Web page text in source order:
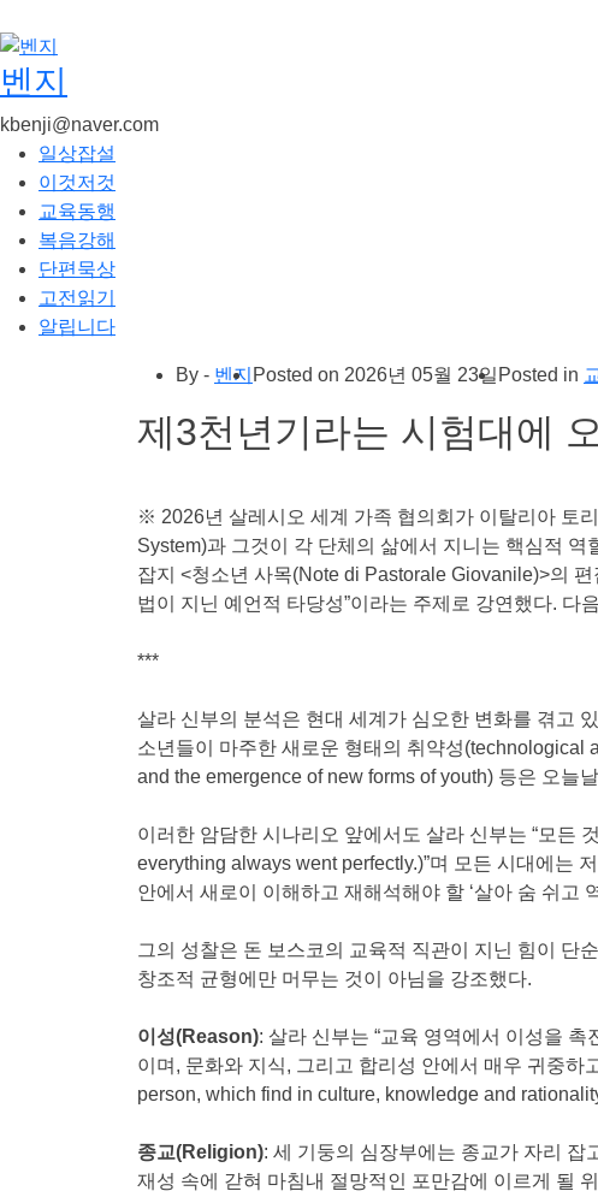
텐
츠
로
건
벤지
kbenji@naver.com
일상잡설
이것저것
교육동행
복음강해
단편묵상
고전읽기
알립니다
By - 벤지 Posted on 2026년 05월 23일 Posted in
제3천년기라는 시험대에
※ 2026년 살레시오 세계 가족 협의회가 이탈리아 토
System)과 그것이 각 단체의 삶에서 지니는 핵심적
잡지 <청소년 사목(Note di Pastorale Giovanile)>의
법이 지닌 예언적 타당성”이라는 주제로 강연했다.
***
살라 신부의 분석은 현대 세계가 심오한 변화를 겪고
소년들이 마주한 새로운 형태의 취약성
and the emergence of new forms of youth) 등은 오늘
이러한 암담한 시나리오 앞에서도 살라 신부는 “모든
everything always went perfectly.)”며 모든 시대에는
안에서 새로이 이해하고 재해석해야 할 ‘살아 숨 쉬고
그의 성찰은 돈 보스코의 교육적 직관이 지닌 힘이 단
창조적 균형에만 머무는 것이 아님을 강조했다.
이성(Reason): 살라 신부는 “교육 영역에서 이성을
이며, 문화와 지식, 그리고 합리성 안에서 매우 귀중
person, which find in culture, knowledge and
종교(Religion): 세 기둥의 심장부에는 종교가 자리 잡
재성 속에 갇혀 마침내 절망적인 포만감에 이르게 될